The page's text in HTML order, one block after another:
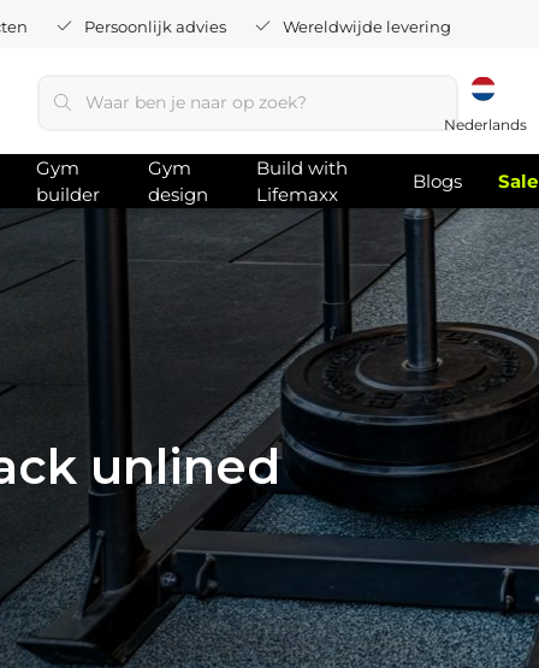
Persoonlijk advies Wereldwijde levering
Nederlands
Gym
builder
Gym
design
Build with
Lifemaxx
Blogs Sale
unlined